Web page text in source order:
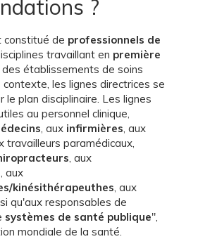
?
constitué de professionnels de
travaillant en première
des établissements de soins
contexte, les lignes directrices se
le plan disciplinaire. Les lignes
au personnel clinique,
, aux infirmières , aux
travailleurs paramédicaux,
, aux
, aux
kinésithérapeuthes , aux
qu'aux responsables de
systèmes de santé publique",
mondiale de la santé.